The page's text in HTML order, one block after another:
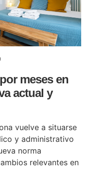
meses en
actual y
vuelve a situarse
y administrativo
norma
relevantes en